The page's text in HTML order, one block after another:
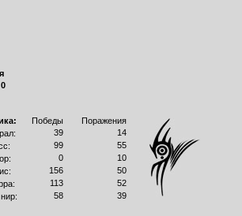
0
Победы
Поражения
39
14
99
55
0
10
156
50
113
52
58 39